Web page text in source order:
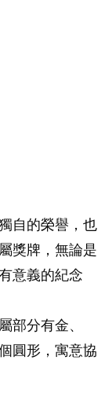
自的榮譽，也
獎牌，無論是
意義的紀念
部分有金、
圓形，寓意協